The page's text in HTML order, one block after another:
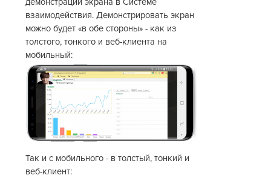
демонстрации экрана в Системе
взаимодействия. Демонстрировать экран
можно будет «в обе стороны» - как из
толстого, тонкого и веб-клиента на
мобильный:
Так и с мобильного - в толстый, тонкий и
веб-клиент: